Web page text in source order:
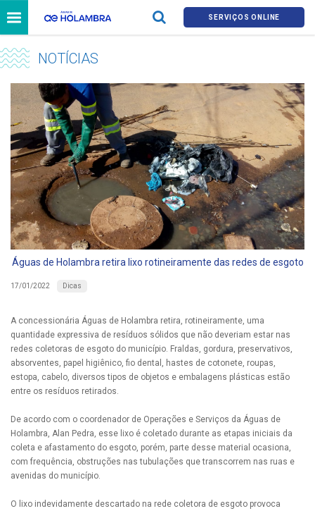
SERVIÇOS ONLINE
NOTÍCIAS
Águas de Holambra retira lixo rotineiramente das redes de esgoto
17/01/2022 Dicas
A concessionária Águas de Holambra retira, rotineiramente, uma
quantidade expressiva de resíduos sólidos que não deveriam estar nas
redes coletoras de esgoto do município. Fraldas, gordura, preservativos,
absorventes, papel higiênico, fio dental, hastes de cotonete, roupas,
estopa, cabelo, diversos tipos de objetos e embalagens plásticas estão
entre os resíduos retirados.
De acordo com o coordenador de Operações e Serviços da Águas de
Holambra, Alan Pedra, esse lixo é coletado durante as etapas iniciais da
coleta e afastamento do esgoto, porém, parte desse material ocasiona,
com frequência, obstruções nas tubulações que transcorrem nas ruas e
avenidas do município.
O lixo indevidamente descartado na rede coletora de esgoto provoca